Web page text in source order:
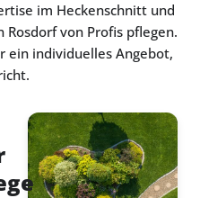
im Heckenschnitt und
Rosdorf von Profis pflegen.
ein individuelles Angebot,